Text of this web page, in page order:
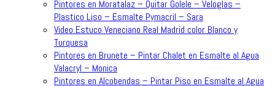
Pintores en Moratalaz – Quitar Golele – Veloglas –
Plastico Liso – Esmalte Pymacril – Sara
Video Estuco Veneciano Real Madrid color Blanco y
Turquesa
Pintores en Brunete – Pintar Chalet en Esmalte al Agua
Valacryl – Monica
Pintores en Alcobendas – Pintar Piso en Esmalte al Agua